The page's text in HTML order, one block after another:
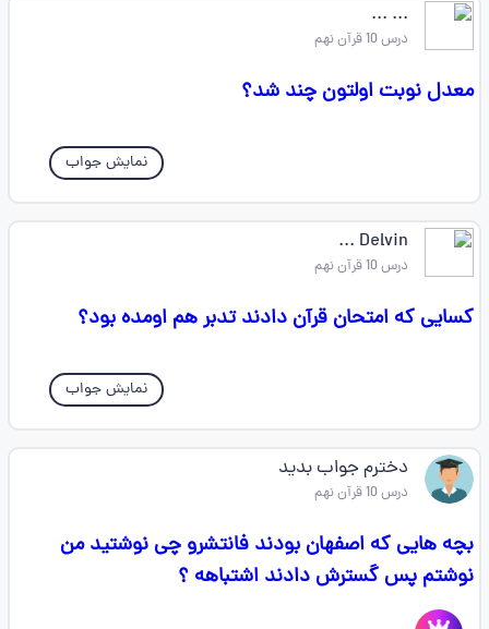
... ...
درس 10 قرآن نهم
معدل نوبت اولتون چند شد؟
نمایش جواب
Delvin ...
درس 10 قرآن نهم
کسایی که امتحان قرآن دادند تدبر هم اومده بود؟
نمایش جواب
دخترم جواب بدید
درس 10 قرآن نهم
بچه هایی که اصفهان بودند فانتشرو چی نوشتید من
نوشتم پس گسترش دادند اشتباهه ؟